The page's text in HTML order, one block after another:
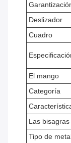
Deslizador
Cuadro
El mango
Categoría
Las bisagras
Tipo de